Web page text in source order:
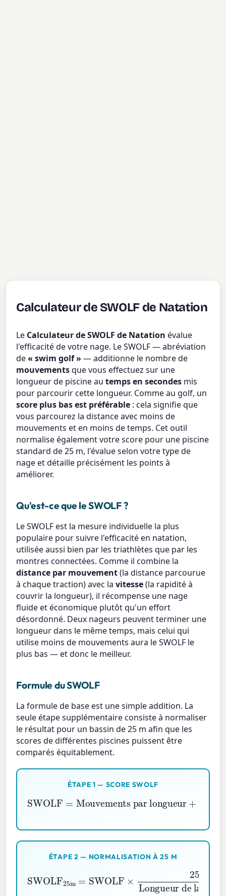
Calculateur de SWOLF de Natation
Le Calculateur de SWOLF de Natation évalue
l'efficacité de votre nage. Le SWOLF — abréviation
de« swim golf » — additionne le nombre de
mouvementsque vous effectuez sur une
longueur de piscine autemps en secondes mis
pour parcourir cette longueur. Comme au golf, un
score plus bas est préférable : cela signifie que
vous parcourez la distance avec moins de
mouvements et en moins de temps. Cet outil
normalise également votre score pour une piscine
standard de 25 m, l'évalue selon votre type de
nage et détaille précisément les points à
améliorer.
Qu'est-ce que le SWOLF ?
Le SWOLF est la mesure individuelle la plus
populaire pour suivre l'efficacité en natation,
utilisée aussi bien par les triathlètes que par les
montres connectées. Comme il combine la
distance par mouvement(la distance parcourue
à chaque traction) avec lavitesse(la rapidité à
couvrir la longueur), il récompense une nage
fluide et économique plutôt qu'un effort
désordonné. Deux nageurs peuvent terminer une
longueur dans le même temps, mais celui qui
utilise moins de mouvements aura le SWOLF le
plus bas — et donc le meilleur.
Formule du SWOLF
La formule de base est une simple addition. La
seule étape supplémentaire consiste à normaliser
le résultat pour un bassin de 25 m afin que les
scores de différentes piscines puissent être
comparés équitablement.
ÉTAPE 1 — SCORE SWOLF
SWOLF=
Mouvements par longueur+Temps par longueur (secondes)
ÉTAPE 2 — NORMALISATION À 25 M